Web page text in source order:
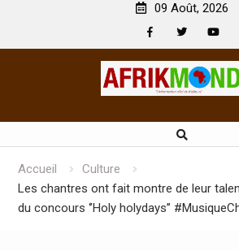
09 Août, 2026
Accueil
Culture
Les chantres ont fait montre de leur
du concours ‘’Holy holydays’’